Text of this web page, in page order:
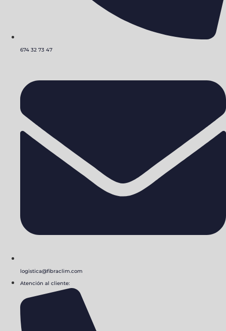
674 32 73 47
logistica@fibraclim.com
Atención al cliente: